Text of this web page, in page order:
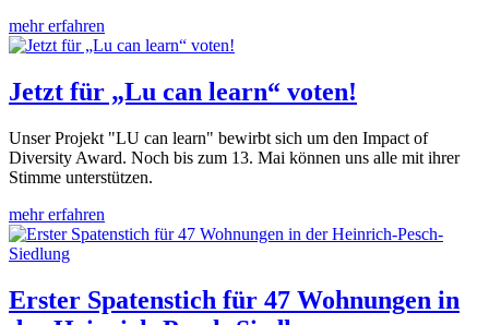
mehr erfahren
Jetzt für „Lu can learn“ voten!
Unser Projekt "LU can learn" bewirbt sich um den Impact of
Diversity Award. Noch bis zum 13. Mai können uns alle mit ihrer
Stimme unterstützen.
mehr erfahren
Erster Spatenstich für 47 Wohnungen in